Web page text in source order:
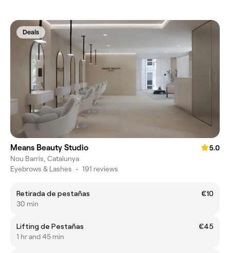
Deals
Means Beauty Studio
5.0
Nou Barris, Catalunya
Eyebrows & Lashes • 191 reviews
Retirada de pestañas
€10
30 min
Lifting de Pestañas
€45
1 hr and 45 min